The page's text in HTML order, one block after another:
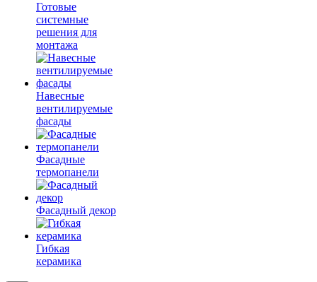
Готовые
системные
решения для
монтажа
Навесные
вентилируемые
фасады
Фасадные
термопанели
Фасадный декор
Гибкая
керамика